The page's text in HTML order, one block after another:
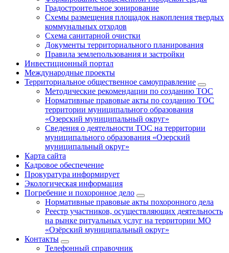
Градостроительное зонирование
Схемы размещения площадок накопления твердых
коммунальных отходов
Схема санитарной очистки
Документы территориального планирования
Правила землепользования и застройки
Инвестиционный портал
Международные проекты
Территориальное общественное самоуправление
Методические рекомендации по созданию ТОС
Нормативные правовые акты по созданию ТОС
территории муниципального образования
«Озерский муниципальный округ»
Сведения о деятельности ТОС на территории
муниципального образования «Озерский
муниципальный округ»
Карта сайта
Кадровое обеспечение
Прокуратура информирует
Экологическая информация
Погребение и похоронное дело
Нормативные правовые акты похоронного дела
Реестр участников, осуществляющих деятельность
на рынке ритуальных услуг на территории МО
«Озёрский муниципальный округ»
Контакты
Телефонный справочник